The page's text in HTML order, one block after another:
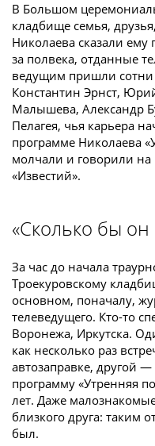
В Большом
кладбище семья,
Николаева сказали ему
за полвека, отданные
ведущим пришли
Константин Эрнст,
Малышева, Александр
Пелагея, чья карьера
программе Николаева
молчали и говорили
«Известий».
«Сколько бы
За час до начала
Троекуровскому
основном, поначалу,
телеведущего. Кто-то
Воронежа, Иркутска.
как несколько раз
автозаправке, другой
программу «Утренняя
лет. Даже
близкого друга: таким
был.